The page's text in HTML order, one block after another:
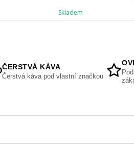
Skladem
ČERSTVÁ KÁVA
Čerstvá káva pod vlastní značkou